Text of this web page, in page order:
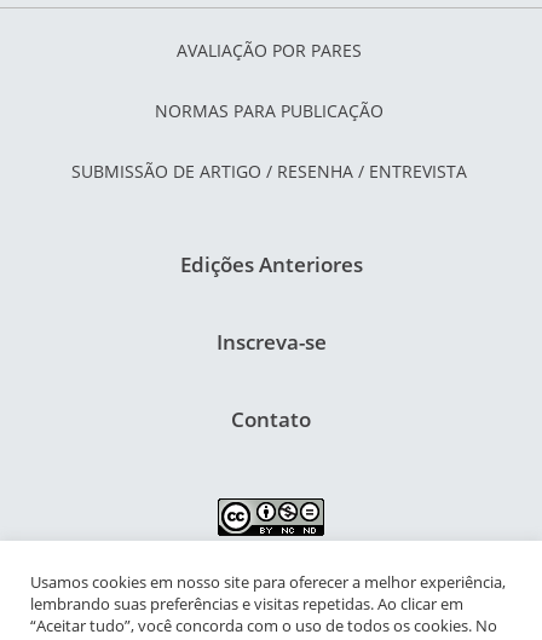
AVALIAÇÃO POR PARES
NORMAS PARA PUBLICAÇÃO
SUBMISSÃO DE ARTIGO / RESENHA / ENTREVISTA
Edições Anteriores
Inscreva-se
Contato
NIPIAC – Núcleo Interdisciplinar de Pesquisa para a Infância e
Adolescência Contemporâneas
Usamos cookies em nosso site para oferecer a melhor experiência,
lembrando suas preferências e visitas repetidas. Ao clicar em
“Aceitar tudo”, você concorda com o uso de todos os cookies. No